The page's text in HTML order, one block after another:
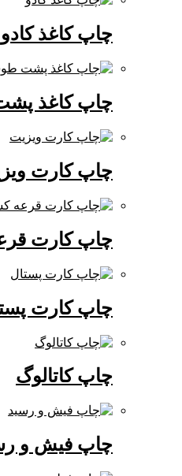
چاپ کاغذ کادو
چاپ کاغذ پشت طوسی
چاپ کارت ویزیت
چاپ کارت قرعه کشی
چاپ کارت پستال
چاپ کاتالوگ
چاپ فیش و رسید